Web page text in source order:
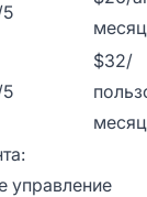
месяц
$32/
месяц
управление